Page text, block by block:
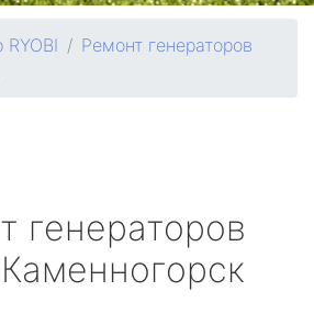
Ремонт генераторов
генераторов
Каменногорск